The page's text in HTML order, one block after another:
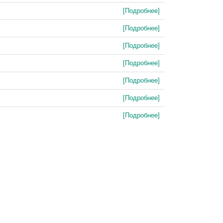
[Подробнее]
[Подробнее]
[Подробнее]
[Подробнее]
[Подробнее]
[Подробнее]
[Подробнее]